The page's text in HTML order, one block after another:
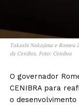
Takashi Nakajima e Romeu
da Cenibra. Foto: Cenibra
O governador
CENIBRA para
o